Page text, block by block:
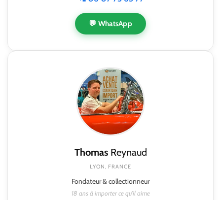
💬 WhatsApp
ThomasReynaud
LYON, FRANCE
Fondateur & collectionneur
18 ans à importer ce qu'il aime